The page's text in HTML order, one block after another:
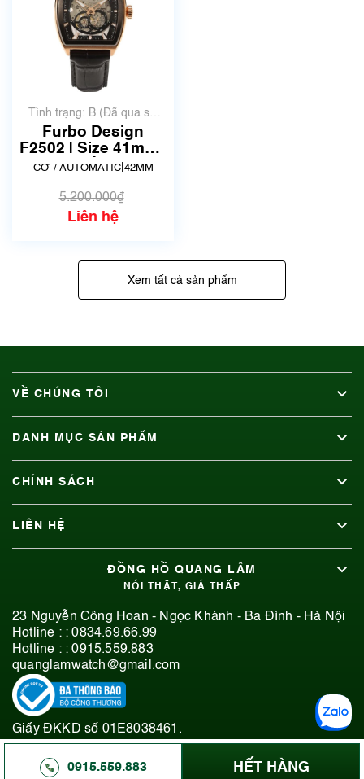
Tình trạng: B (Đã qua sử
dụng, hàng đẹp, có chút
xước dăm)
Furbo Design
F2502 | Size 41mm |
Mã số 7460
CƠ / AUTOMATIC| 42MM
5.200.000₫
Liên hệ
Xem tất cả sản phẩm
0915.559.883 HẾT HÀNG
VỀ CHÚNG TÔI
DANH MỤC SẢN PHẨM
CHÍNH SÁCH
LIÊN HỆ
ĐỒNG HỒ QUANG LÂM
NÓI THẬT, GIÁ THẤP
23 Nguyễn Công Hoan - Ngọc Khánh - Ba Đình - Hà Nội
Hotline : :0834.69.66.99
Hotline : :0915.559.883
quanglamwatch@gmail.com
Giấy ĐKKD số 01E8038461.
© 2019-2026 Bản quyền thuộc Đồng Hồ Quang Lâm.